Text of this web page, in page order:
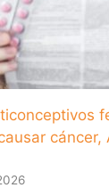
cáncer,